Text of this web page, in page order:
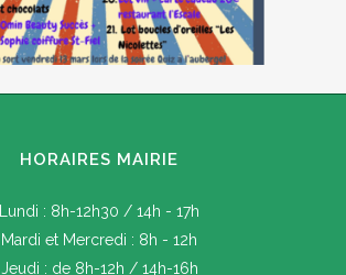
HORAIRES MAIRIE
Lundi : 8h-12h30 / 14h - 17h
Mardi et Mercredi : 8h - 12h
Jeudi : de 8h-12h / 14h-16h